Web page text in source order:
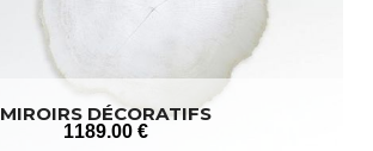
MIROIRS DÉCORATIFS
1189.00 €